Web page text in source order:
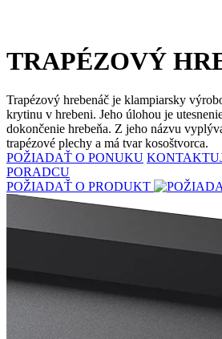
TRAPÉZOVÝ
Trapézový hrebenáč je klampiarsky
krytinu v hrebeni. Jeho úlohou je
dokončenie hrebeňa. Z jeho názvu
trapézové plechy a má tvar kosoštvorca.
POŽIADAŤ O PONUKU
PORADCU
POŽIADAŤ O PRODUKT